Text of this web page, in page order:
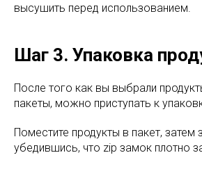
высушить перед использованием.
Шаг 3. Упаковка
После того как вы выбрали
пакеты, можно приступать к
Поместите продукты в пакет, затем
убедившись, что zip замок плотно